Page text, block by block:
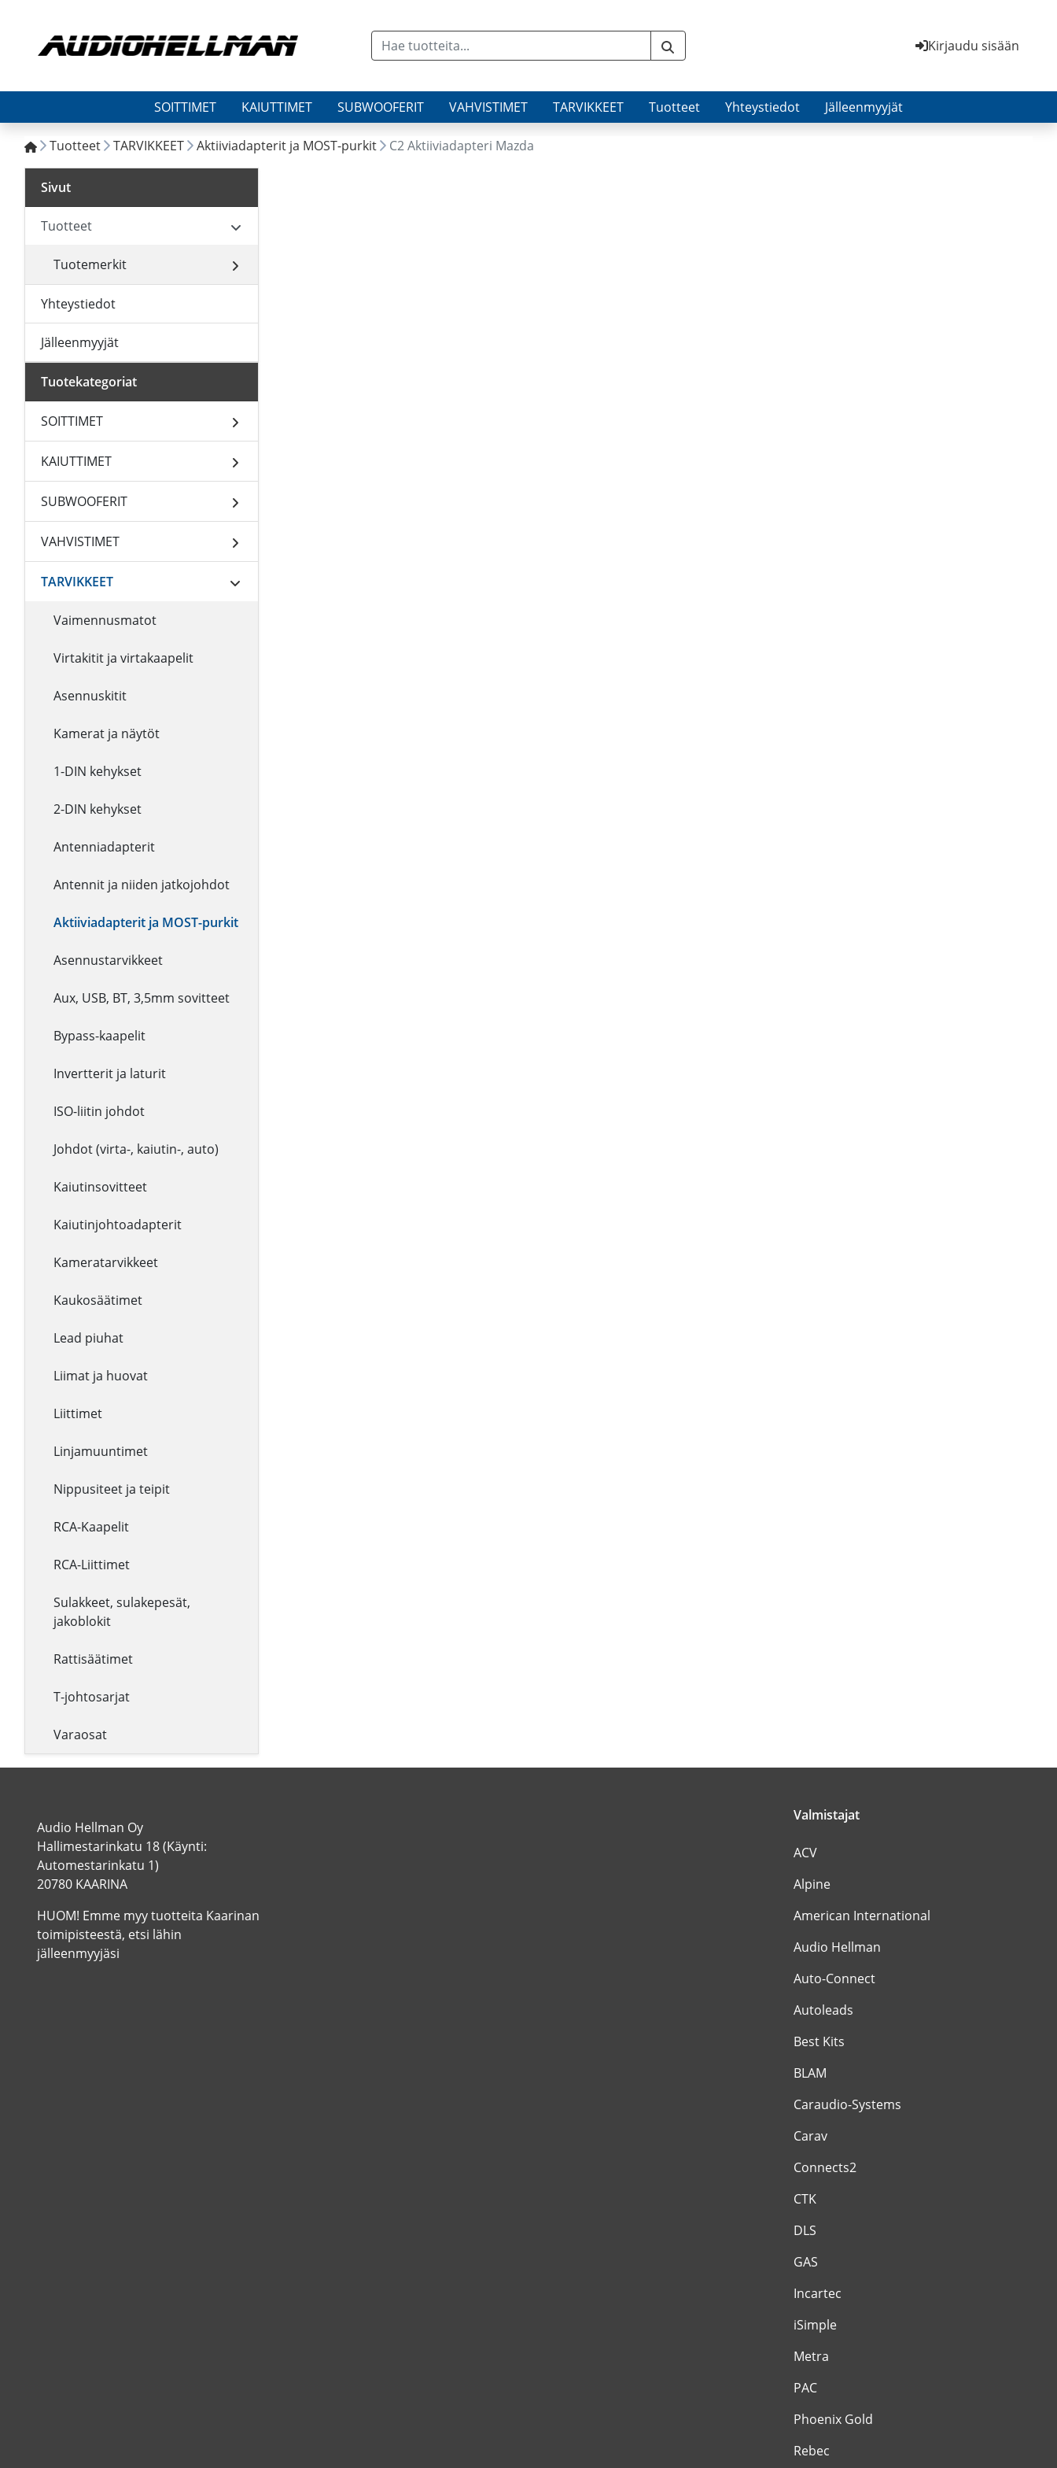
Kirjaudu sisään
SOITTIMET KAIUTTIMET SUBWOOFERIT VAHVISTIMET TARVIKKEET Tuotteet Yhteystiedot Jälleenmyyjät
Tuotteet TARVIKKEET Aktiiviadapterit ja MOST-purkit C2 Aktiiviadapteri Mazda
Sivut
Tuotteet
Tuotemerkit
Yhteystiedot
Jälleenmyyjät
Tuotekategoriat
SOITTIMET
KAIUTTIMET
SUBWOOFERIT
VAHVISTIMET
TARVIKKEET
Vaimennusmatot
Virtakitit ja virtakaapelit
Asennuskitit
Kamerat ja näytöt
1-DIN kehykset
2-DIN kehykset
Antenniadapterit
Antennit ja niiden jatkojohdot
Aktiiviadapterit ja MOST-purkit
Asennustarvikkeet
Aux, USB, BT, 3,5mm sovitteet
Bypass-kaapelit
Invertterit ja laturit
ISO-liitin johdot
Johdot (virta-, kaiutin-, auto)
Kaiutinsovitteet
Kaiutinjohtoadapterit
Kameratarvikkeet
Kaukosäätimet
Lead piuhat
Liimat ja huovat
Liittimet
Linjamuuntimet
Nippusiteet ja teipit
RCA-Kaapelit
RCA-Liittimet
Sulakkeet, sulakepesät,
jakoblokit
Rattisäätimet
T-johtosarjat
Varaosat
Audio Hellman Oy
Hallimestarinkatu 18 (Käynti:
Automestarinkatu 1)
20780 KAARINA
HUOM! Emme myy tuotteita Kaarinan
toimipisteestä, etsi lähin
jälleenmyyjäsi
Valmistajat
ACV
Alpine
American International
Audio Hellman
Auto-Connect
Autoleads
Best Kits
BLAM
Caraudio-Systems
Carav
Connects2
CTK
DLS
GAS
Incartec
iSimple
Metra
PAC
Phoenix Gold
Rebec